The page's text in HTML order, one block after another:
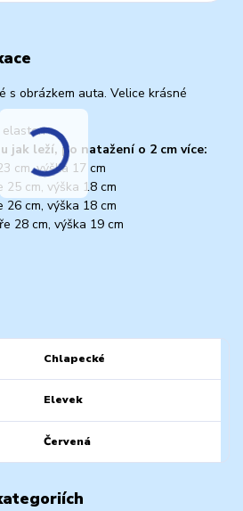
s obrázkem auta. Velice krásné
elasten
jak leží, po natažení o 2 cm více:
cm, výška 17 cm
cm, výška 18 cm
cm, výška 18 cm
28 cm, výška 19 cm
Chlapecké
Elevek
Červená